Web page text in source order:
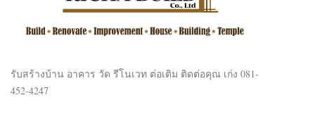
รับสร้างบ้าน อาคาร วัด รีโนเวท ต่อเติม ติดต่อคุณ เก่ง 081-
452-4247